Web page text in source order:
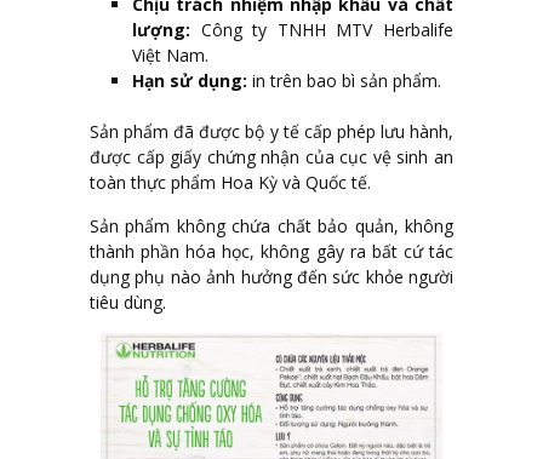
lượng: Công ty TNHH MTV Herbalife
Việt Nam.
Hạn sử dụng: in trên bao bì sản phẩm.
Sản phẩm đã được bộ y tế cấp phép lưu hành,
được cấp giấy chứng nhận của cục vệ sinh an
toàn thực phẩm Hoa Kỳ và Quốc tế.
Sản phẩm không chứa chất bảo quản, không
thành phần hóa học, không gây ra bất cứ tác
dụng phụ nào ảnh hưởng đến sức khỏe người
tiêu dùng.